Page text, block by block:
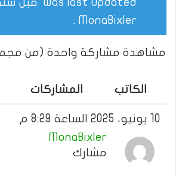
was last updated قبل
MonaBixler
.
مشاهدة مشاركة واحدة (من
الكاتب المشاركات
10 يونيو، 2025 الساعة 8:29 م
MonaBixler
مشارك